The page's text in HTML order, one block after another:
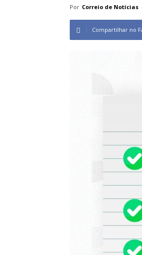
Por Correio de Notícias
Compartilhar no